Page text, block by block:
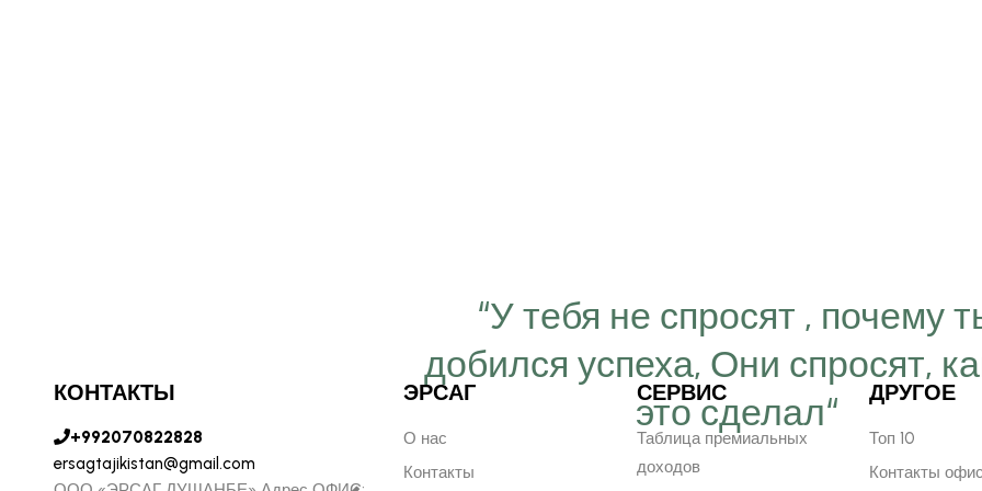
веру в
компанию Эрсаг"
“У тебя не спросят , почему
добился успеха, Они спросят,
это сделал“
КОНТАКТЫ
+992070822828
ersagtajikistan@gmail.com
ЭРСАГ
О нас
Контакты
СЕРВИС
Таблица премиальных
доходов
ДРУГОЕ
Топ 10
Контакты